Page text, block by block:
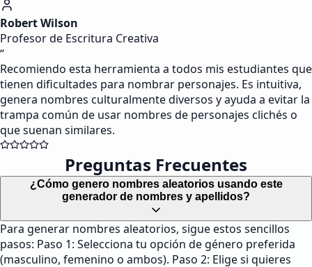
Robert Wilson
Profesor de Escritura Creativa
“
Recomiendo esta herramienta a todos mis estudiantes que
tienen dificultades para nombrar personajes. Es intuitiva,
genera nombres culturalmente diversos y ayuda a evitar la
trampa común de usar nombres de personajes clichés o
que suenan similares.
Preguntas Frecuentes
¿Cómo genero nombres aleatorios usando este
generador de nombres y apellidos?
Para generar nombres aleatorios, sigue estos sencillos
pasos: Paso 1: Selecciona tu opción de género preferida
(masculino, femenino o ambos). Paso 2: Elige si quieres